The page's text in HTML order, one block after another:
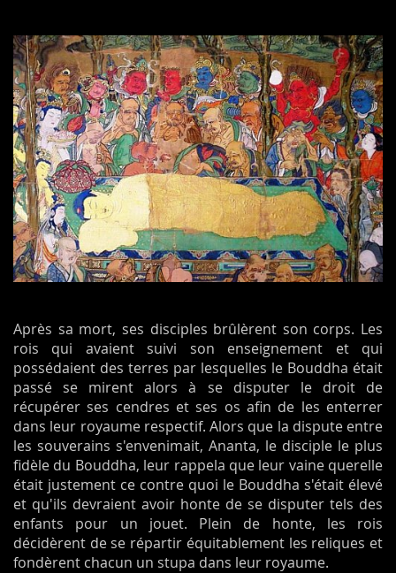
Après sa mort, ses disciples brûlèrent son corps. Les
rois qui avaient suivi son enseignement et qui
possédaient des terres par lesquelles le Bouddha était
passé se mirent alors à se disputer le droit de
récupérer ses cendres et ses os afin de les enterrer
dans leur royaume respectif. Alors que la dispute entre
les souverains s'envenimait, Ananta, le disciple le plus
fidèle du Bouddha, leur rappela que leur vaine querelle
était justement ce contre quoi le Bouddha s'était élevé
et qu'ils devraient avoir honte de se disputer tels des
enfants pour un jouet. Plein de honte, les rois
décidèrent de se répartir équitablement les reliques et
fondèrent chacun un stupa dans leur royaume.